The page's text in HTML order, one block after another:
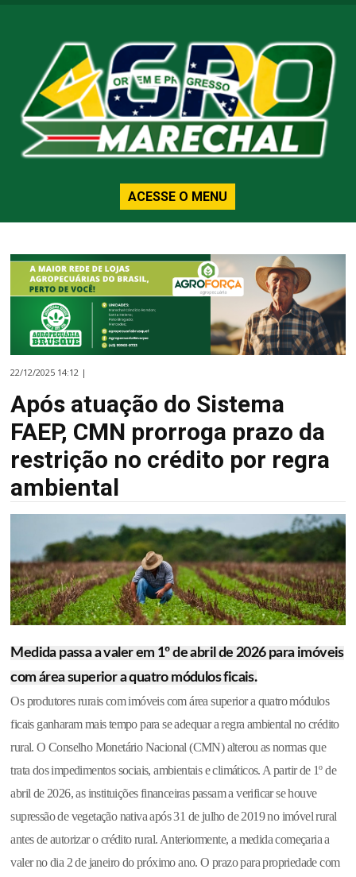
ACESSE O MENU
22/12/2025 14:12 |
Após atuação do Sistema
FAEP, CMN prorroga prazo da
restrição no crédito por regra
ambiental
Medida passa a valer em 1º de abril de 2026 para imóveis
com área superior a quatro módulos ficais.
Os produtores rurais com imóveis com área superior a quatro módulos
ficais ganharam mais tempo para se adequar a regra ambiental no crédito
rural. O Conselho Monetário Nacional (CMN) alterou as normas que
trata dos impedimentos sociais, ambientais e climáticos. A partir de 1º de
abril de 2026, as instituições financeiras passam a verificar se houve
supressão de vegetação nativa após 31 de julho de 2019 no imóvel rural
antes de autorizar o crédito rural. Anteriormente, a medida começaria a
valer no dia 2 de janeiro do próximo ano. O prazo para propriedade com